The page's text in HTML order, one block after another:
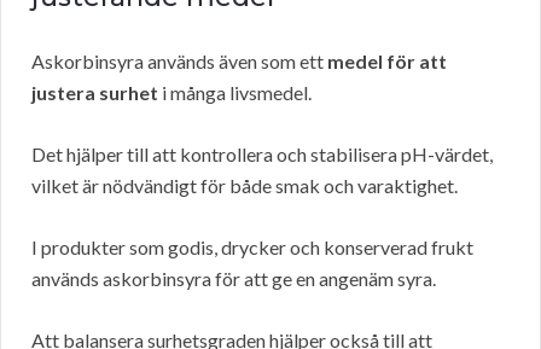
Askorbinsyra används även som ett medel för att
justera surhet i många livsmedel.
Det hjälper till att kontrollera och stabilisera pH-värdet,
vilket är nödvändigt för både smak och varaktighet.
I produkter som godis, drycker och konserverad frukt
används askorbinsyra för att ge en angenäm syra.
Att balansera surhetsgraden hjälper också till att